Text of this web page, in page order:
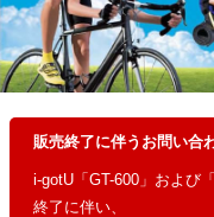
販売終了に伴うお問い合
i-gotU「GT-600」および
終了に伴い、